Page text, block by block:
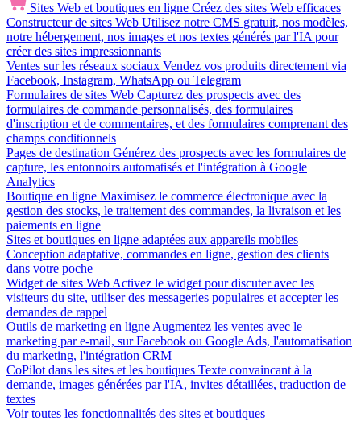
Sites Web et boutiques en ligne Créez des sites Web efficaces
Constructeur de sites Web Utilisez notre CMS gratuit, nos modèles,
notre hébergement, nos images et nos textes générés par l'IA pour
créer des sites impressionnants
Ventes sur les réseaux sociaux Vendez vos produits directement via
Facebook, Instagram, WhatsApp ou Telegram
Formulaires de sites Web Capturez des prospects avec des
formulaires de commande personnalisés, des formulaires
d'inscription et de commentaires, et des formulaires comprenant des
champs conditionnels
Pages de destination Générez des prospects avec les formulaires de
capture, les entonnoirs automatisés et l'intégration à Google
Analytics
Boutique en ligne Maximisez le commerce électronique avec la
gestion des stocks, le traitement des commandes, la livraison et les
paiements en ligne
Sites et boutiques en ligne adaptées aux appareils mobiles
Conception adaptative, commandes en ligne, gestion des clients
dans votre poche
Widget de sites Web Activez le widget pour discuter avec les
visiteurs du site, utiliser des messageries populaires et accepter les
demandes de rappel
Outils de marketing en ligne Augmentez les ventes avec le
marketing par e-mail, sur Facebook ou Google Ads, l'automatisation
du marketing, l'intégration CRM
CoPilot dans les sites et les boutiques Texte convaincant à la
demande, images générées par l'IA, invites détaillées, traduction de
textes
Voir toutes les fonctionnalités des sites et boutiques